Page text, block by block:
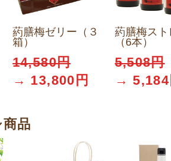
葯膳梅ゼリー（３
箱）
14,580円
→ 13,800円
葯膳梅ス
（6本）
5,508円
→ 5,184
品